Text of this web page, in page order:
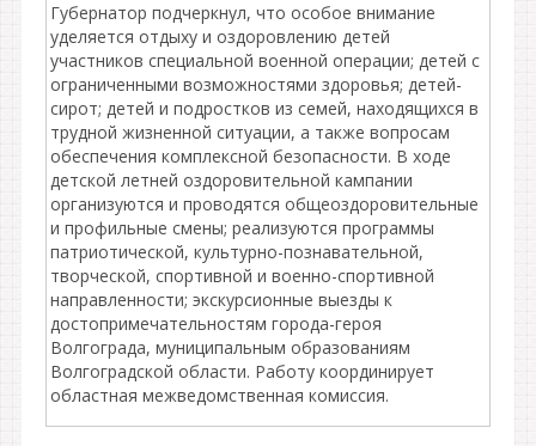
Губернатор подчеркнул, что особое внимание
уделяется отдыху и оздоровлению детей
участников специальной военной операции; детей с
ограниченными возможностями здоровья; детей-
сирот; детей и подростков из семей, находящихся в
трудной жизненной ситуации, а также вопросам
обеспечения комплексной безопасности. В ходе
детской летней оздоровительной кампании
организуются и проводятся общеоздоровительные
и профильные смены; реализуются программы
патриотической, культурно-познавательной,
творческой, спортивной и военно-спортивной
направленности; экскурсионные выезды к
достопримечательностям города-героя
Волгограда, муниципальным образованиям
Волгоградской области. Работу координирует
областная межведомственная комиссия.